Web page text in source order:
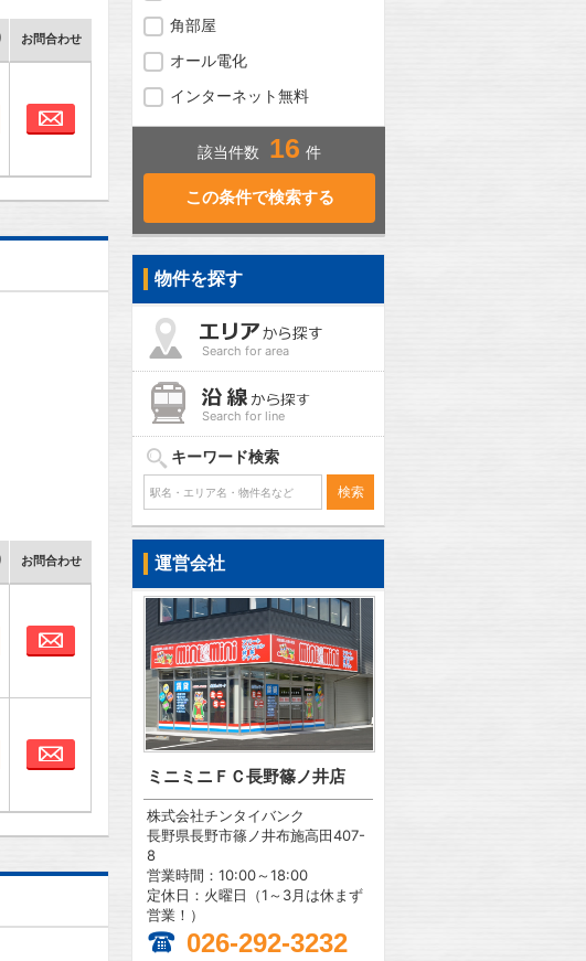
お問合わせ
お問合わせ
お問合わせ
お問合わせ
お問合わせ
角部屋
オール電化
インターネット無料
該当件数 16 件
物件を探す
Search for area
Search for line
キーワード検索
運営会社
ミニミニＦＣ長野篠ノ井店
株式会社チンタイバンク
長野県長野市篠ノ井布施高田407-
8
営業時間：10:00～18:00
定休日：火曜日（1～3月は休まず
営業！）
026-292-3232